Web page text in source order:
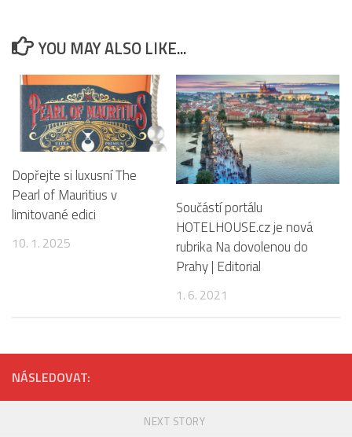
YOU MAY ALSO LIKE...
Dopřejte si luxusní The
Pearl of Mauritius v
limitované edici
10. 1. 2025
Součástí portálu
HOTELHOUSE.cz je nová
rubrika Na dovolenou do
Prahy | Editorial
1. 6. 2021
NÁSLEDOVAT:
NEXT STORY